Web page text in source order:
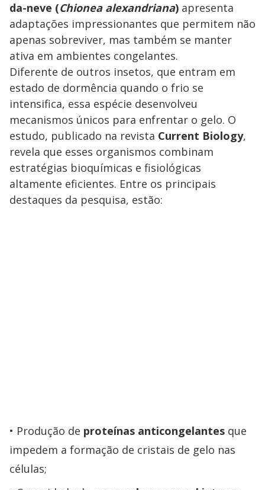
da-neve (Chionea alexandriana) apresenta
adaptações impressionantes que permitem não
apenas sobreviver, mas também se manter
ativa em ambientes congelantes.
Diferente de outros insetos, que entram em
estado de dormência quando o frio se
intensifica, essa espécie desenvolveu
mecanismos únicos para enfrentar o gelo. O
estudo, publicado na revista Current Biology,
revela que esses organismos combinam
estratégias bioquímicas e fisiológicas
altamente eficientes. Entre os principais
destaques da pesquisa, estão:
Produção de proteínas anticongelantes que
impedem a formação de cristais de gelo nas
células;